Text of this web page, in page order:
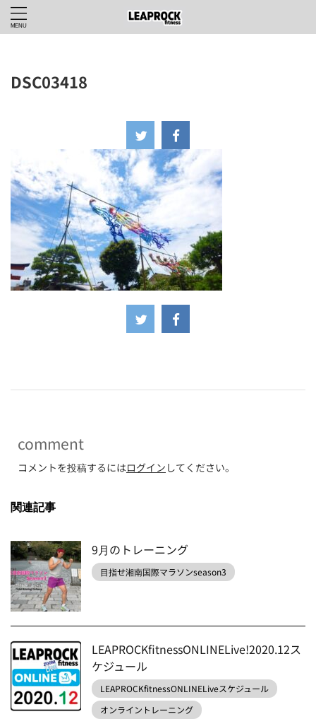
DSC03418
comment
コメントを投稿するにはログイン してください。
関連記事
9月のトレーニング
目指せ湘南国際マラソンseason3
LEAPROCKfitnessONLINELive!2020.12ス
ケジュール
LEAPROCKfitnessONLINELiveスケジュール
オンライントレーニング